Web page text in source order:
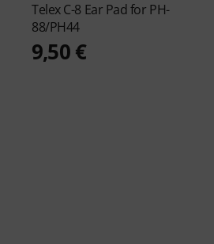
TelexC-8 Ear Pad for PH-
88/PH44
9,50 €